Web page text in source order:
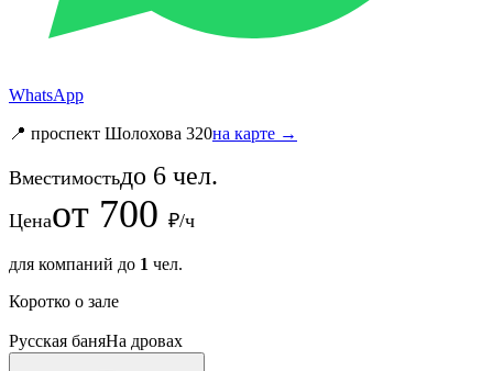
WhatsApp
📍 проспект Шолохова 320на карте →
Вместимостьдо 6 чел.
Ценаот 700 ₽/ч
для компаний до 1 чел.
Коротко о зале
Русская баняНа дровах